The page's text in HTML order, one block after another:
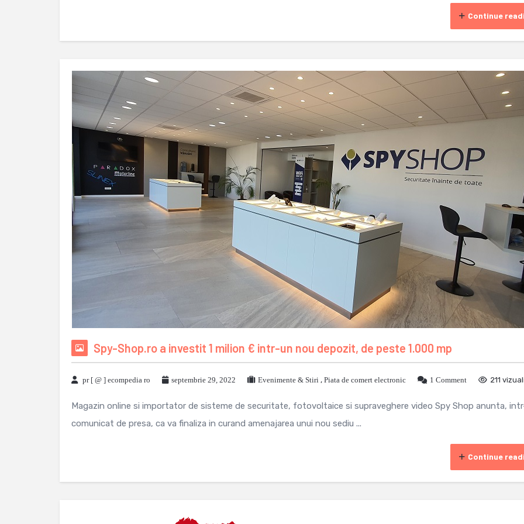
Continue
Spy-Shop.ro a investit 1 milion € intr-un nou depozit, de peste 1.000 mp
pr [ @ ] ecompedia ro septembrie 29, 2022 Evenimente & Stiri , Piata de comert electronic 1 Comment 211
Magazin online si importator de sisteme de securitate, fotovoltaice si supraveghere video Spy Shop anunta,
comunicat de presa, ca va finaliza in curand amenajarea unui nou sediu ...
Continue